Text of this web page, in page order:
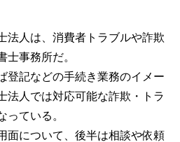
法人は、消費者トラブルや詐欺
士事務所だ。
登記などの手続き業務のイメー
法人では対応可能な詐欺・トラ
っている。
面について、後半は相談や依頼